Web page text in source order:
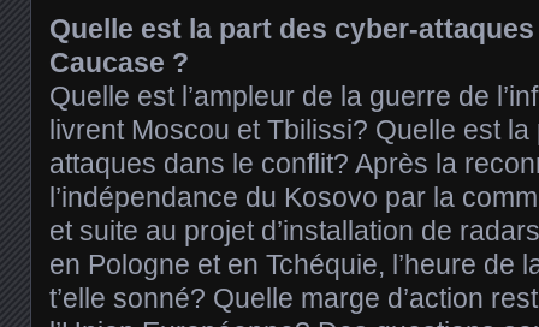
Quelle est la part des cyber-
Caucase ?
Quelle est l’ampleur de la guerre de
livrent Moscou et Tbilissi? Quelle est
attaques dans le conflit? Après la
l’indépendance du Kosovo par la
et suite au projet d’installation de
en Pologne et en Tchéquie, l’heure de
t’elle sonné? Quelle marge d’action